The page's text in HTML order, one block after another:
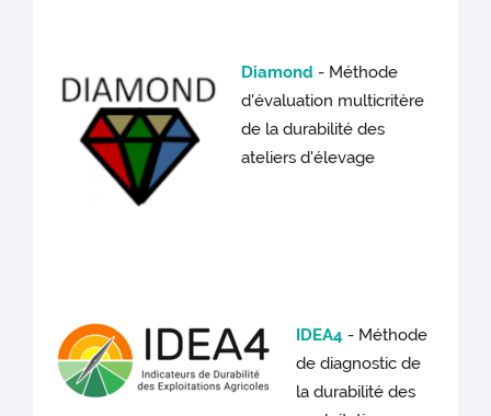
Diamond - Méthode
d'évaluation multicritère
de la durabilité des
ateliers d'élevage
IDEA4 - Méthode
de diagnostic de
la durabilité des